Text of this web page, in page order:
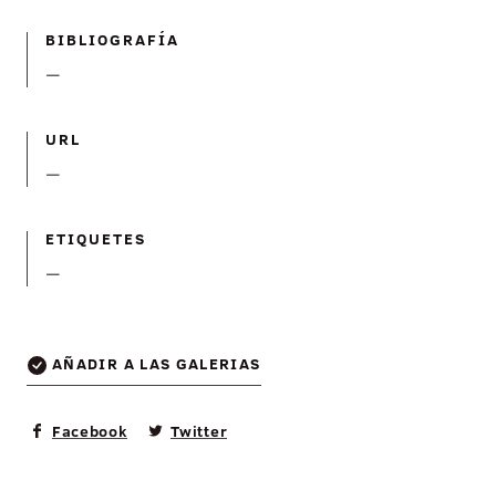
BIBLIOGRAFÍ­A
—
URL
—
ETIQUETES
—
AÑADIR A LAS GALERIAS
Facebook Twitter